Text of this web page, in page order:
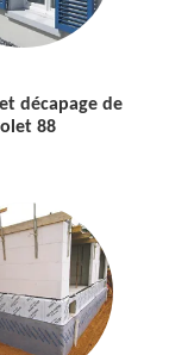
décapage de
88